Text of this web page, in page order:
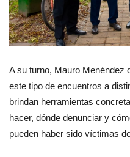
A su turno, Mauro Menéndez
este tipo de encuentros a
brindan herramientas
hacer, dónde denunciar y
pueden haber sido víctimas